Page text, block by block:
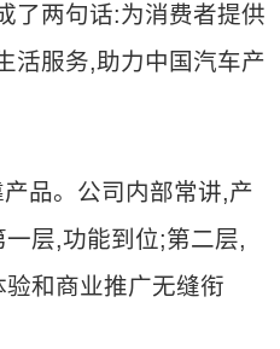
了两句话:为消费者提供
活服务,助力中国汽车产
品。公司内部常讲,产
层,功能到位;第二层,
和商业推广无缝衔